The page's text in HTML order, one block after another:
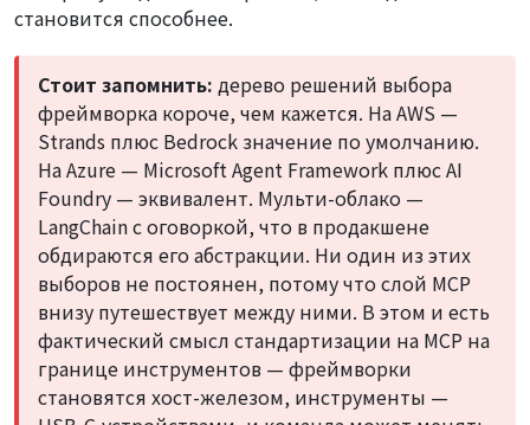
становится способнее.
Стоит запомнить: дерево решений выбора
фреймворка короче, чем кажется. На AWS —
Strands плюс Bedrock значение по умолчанию.
На Azure — Microsoft Agent Framework плюс AI
Foundry — эквивалент. Мульти-облако —
LangChain с оговоркой, что в продакшене
обдираются его абстракции. Ни один из этих
выборов не постоянен, потому что слой MCP
внизу путешествует между ними. В этом и есть
фактический смысл стандартизации на MCP на
границе инструментов — фреймворки
становятся хост-железом, инструменты —